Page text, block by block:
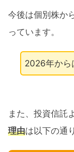
今後は個別株か
っています。
2026年から
また、投資信託
理由は以下の通り